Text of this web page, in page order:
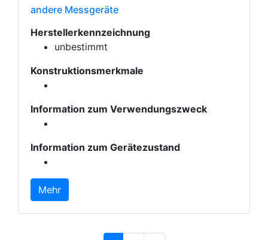
andere Messgeräte
Herstellerkennzeichnung
unbestimmt
Konstruktionsmerkmale
Information zum Verwendungszweck
Information zum Gerätezustand
Mehr